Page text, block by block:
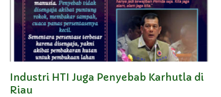
Industri HTI Juga Penyebab Karhutla di
Riau